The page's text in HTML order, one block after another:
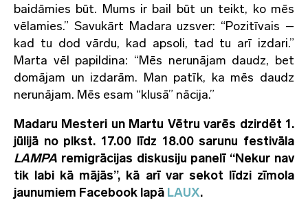
baidāmies būt. Mums ir bail būt un teikt, ko mēs
vēlamies.” Savukārt Madara uzsver: “Pozitīvais –
kad tu dod vārdu, kad apsoli, tad tu arī izdari.”
Marta vēl papildina: “Mēs nerunājam daudz, bet
domājam un izdarām. Man patīk, ka mēs daudz
nerunājam. Mēs esam “klusā” nācija.”
Madaru Mesteri un Martu Vētru varēs dzirdēt 1.
jūlijā no plkst. 17.00 līdz 18.00 sarunu festivāla
LAMPA remigrācijas diskusiju panelī “Nekur nav
tik labi kā mājās”, kā arī var sekot līdzi zīmola
jaunumiem Facebook lapā LAUX.